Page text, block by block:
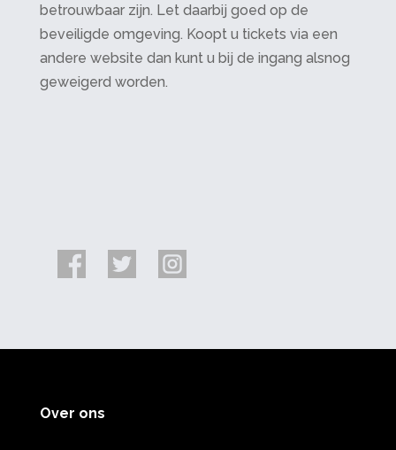
betrouwbaar zijn. Let daarbij goed op de
beveiligde omgeving. Koopt u tickets via een
andere website dan kunt u bij de ingang alsnog
geweigerd worden.
Over ons